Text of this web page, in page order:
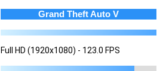
Grand Theft Auto V
Full HD (1920x1080) - 123.0 FPS